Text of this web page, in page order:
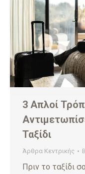
3 Απλοί
Ταξίδι
Άρθρα Κεντρικής
Πριν το ταξίδι